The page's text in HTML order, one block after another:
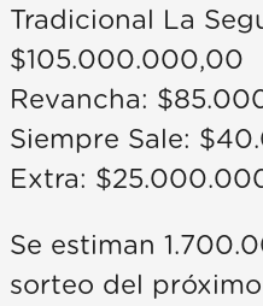
Tradicional La
$105.000.000,00
Revancha:
Siempre Sale:
Extra:
Se estiman
sorteo del